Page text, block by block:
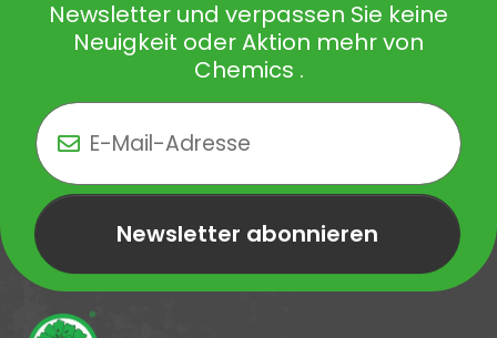
Newsletter und verpassen Sie keine
Neuigkeit oder Aktion mehr von
Chemics .
Newsletter abonnieren
Newsletter Newsletter abonnieren